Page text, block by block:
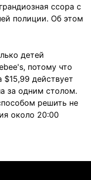
ссора с
полиции. Об этом
детей
потому что
$15,99 действует
за одним столом.
решить не
около 20:00